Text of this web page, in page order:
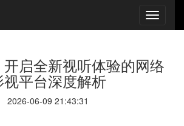
启全新视听体验的网络
视平台深度解析
2026-06-09 21:43:31